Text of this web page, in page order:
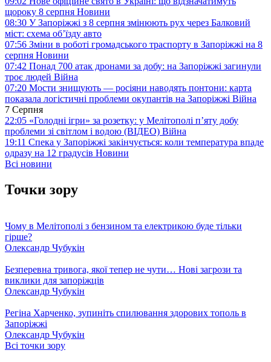
щороку 8 серпня Новини
08:30 У Запоріжжі з 8 серпня змінюють рух через Балковий
міст: схема об’їзду авто
07:56 Зміни в роботі громадського траспорту в Запоріжжі на 8
серпня Новини
07:42 Понад 700 атак дронами за добу: на Запоріжжі загинули
троє людей Війна
07:20 Мости знищують — росіяни наводять понтони: карта
показала логістичні проблеми окупантів на Запоріжжі Війна
7 Серпня
22:05 «Голодні ігри» за розетку: у Мелітополі п’яту добу
проблеми зі світлом і водою (ВІДЕО) Війна
19:11 Спека у Запоріжжі закінчується: коли температура впаде
одразу на 12 градусів Новини
Всі новини
Точки зору
Чому в Мелітополі з бензином та електрикою буде тільки
гірше?
Олександр Чубукін
Безперевна тривога, якої тепер не чути… Нові загрози та
виклики для запоріжців
Олександр Чубукін
Регіна Харченко, зупиніть спилювання здорових тополь в
Запоріжжі
Олександр Чубукін
Всі точки зору